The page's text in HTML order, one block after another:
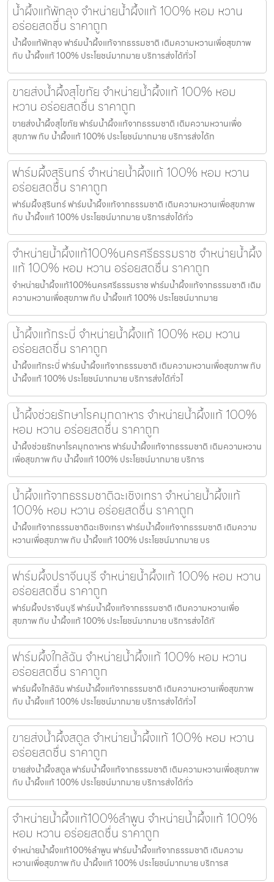
น้ำผึ้งแท้พัทลุง จำหน่ายน้ำผึ้งแท้ 100% หอม หวาน
อร่อยสดชื่น ราคาถูก
น้ำผึ้งแท้พัทลุง ฟาร์มน้ำผึ้งแท้จากธรรมชาติ เติมความหวานเพื่อสุขภาพ
กับ น้ำผึ้งแท้ 100% ประโยชน์มากมาย บริการส่งได้ทั่วไ
ขายส่งน้ำผึ้งสุโขทัย จำหน่ายน้ำผึ้งแท้ 100% หอม
หวาน อร่อยสดชื่น ราคาถูก
ขายส่งน้ำผึ้งสุโขทัย ฟาร์มน้ำผึ้งแท้จากธรรมชาติ เติมความหวานเพื่อ
สุขภาพ กับ น้ำผึ้งแท้ 100% ประโยชน์มากมาย บริการส่งได้ท
ฟาร์มผึ้งสุรินทร์ จำหน่ายน้ำผึ้งแท้ 100% หอม หวาน
อร่อยสดชื่น ราคาถูก
ฟาร์มผึ้งสุรินทร์ ฟาร์มน้ำผึ้งแท้จากธรรมชาติ เติมความหวานเพื่อสุขภาพ
กับ น้ำผึ้งแท้ 100% ประโยชน์มากมาย บริการส่งได้ทั่ว
จำหน่ายน้ำผึ้งแท้100%นครศรีธรรมราช จำหน่ายน้ำผึ้ง
แท้ 100% หอม หวาน อร่อยสดชื่น ราคาถูก
จำหน่ายน้ำผึ้งแท้100%นครศรีธรรมราช ฟาร์มน้ำผึ้งแท้จากธรรมชาติ เติม
ความหวานเพื่อสุขภาพ กับ น้ำผึ้งแท้ 100% ประโยชน์มากมาย
น้ำผึ้งแท้กระบี่ จำหน่ายน้ำผึ้งแท้ 100% หอม หวาน
อร่อยสดชื่น ราคาถูก
น้ำผึ้งแท้กระบี่ ฟาร์มน้ำผึ้งแท้จากธรรมชาติ เติมความหวานเพื่อสุขภาพ กับ
น้ำผึ้งแท้ 100% ประโยชน์มากมาย บริการส่งได้ทั่วไ
น้ำผึ้งช่วยรักษาโรคมุกดาหาร จำหน่ายน้ำผึ้งแท้ 100%
หอม หวาน อร่อยสดชื่น ราคาถูก
น้ำผึ้งช่วยรักษาโรคมุกดาหาร ฟาร์มน้ำผึ้งแท้จากธรรมชาติ เติมความหวาน
เพื่อสุขภาพ กับ น้ำผึ้งแท้ 100% ประโยชน์มากมาย บริการ
น้ำผึ้งแท้จากธรรมชาติฉะเชิงเทรา จำหน่ายน้ำผึ้งแท้
100% หอม หวาน อร่อยสดชื่น ราคาถูก
น้ำผึ้งแท้จากธรรมชาติฉะเชิงเทรา ฟาร์มน้ำผึ้งแท้จากธรรมชาติ เติมความ
หวานเพื่อสุขภาพ กับ น้ำผึ้งแท้ 100% ประโยชน์มากมาย บร
ฟาร์มผึ้งปราจีนบุรี จำหน่ายน้ำผึ้งแท้ 100% หอม หวาน
อร่อยสดชื่น ราคาถูก
ฟาร์มผึ้งปราจีนบุรี ฟาร์มน้ำผึ้งแท้จากธรรมชาติ เติมความหวานเพื่อ
สุขภาพ กับ น้ำผึ้งแท้ 100% ประโยชน์มากมาย บริการส่งได้ทั
ฟาร์มผึ้งใกล้ฉัน จำหน่ายน้ำผึ้งแท้ 100% หอม หวาน
อร่อยสดชื่น ราคาถูก
ฟาร์มผึ้งใกล้ฉัน ฟาร์มน้ำผึ้งแท้จากธรรมชาติ เติมความหวานเพื่อสุขภาพ
กับ น้ำผึ้งแท้ 100% ประโยชน์มากมาย บริการส่งได้ทั่วไ
ขายส่งน้ำผึ้งสตูล จำหน่ายน้ำผึ้งแท้ 100% หอม หวาน
อร่อยสดชื่น ราคาถูก
ขายส่งน้ำผึ้งสตูล ฟาร์มน้ำผึ้งแท้จากธรรมชาติ เติมความหวานเพื่อสุขภาพ
กับ น้ำผึ้งแท้ 100% ประโยชน์มากมาย บริการส่งได้ทั่ว
จำหน่ายน้ำผึ้งแท้100%ลำพูน จำหน่ายน้ำผึ้งแท้ 100%
หอม หวาน อร่อยสดชื่น ราคาถูก
จำหน่ายน้ำผึ้งแท้100%ลำพูน ฟาร์มน้ำผึ้งแท้จากธรรมชาติ เติมความ
หวานเพื่อสุขภาพ กับ น้ำผึ้งแท้ 100% ประโยชน์มากมาย บริการส